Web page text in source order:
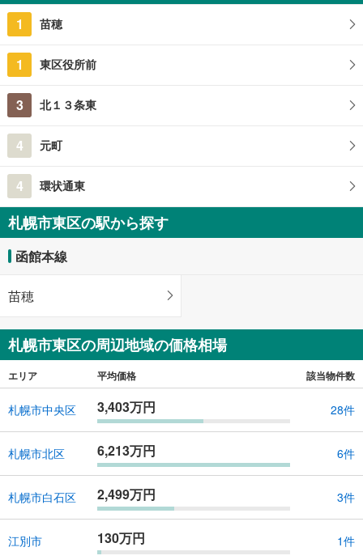
1 苗穂
1 東区役所前
3 北１３条東
4 元町
4 環状通東
札幌市東区の駅から探す
函館本線
苗穂
札幌市東区の周辺地域の価格相場
エリア 平均価格 該当物件数
札幌市中央区 3,403万円 28件
札幌市北区 6,213万円 6件
札幌市白石区 2,499万円 3件
江別市 130万円 1件